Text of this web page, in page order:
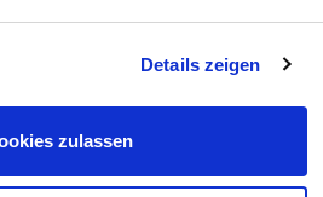
Details zeigen
zulassen
und Türen
Winter